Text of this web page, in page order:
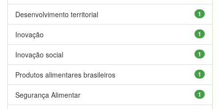
1
Desenvolvimento territorial
1
Inovação
1
Inovação social
1
Produtos alimentares brasileiros
1
Segurança Alimentar